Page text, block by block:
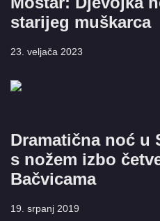
starijeg muškarca
23. veljača 2023
Dramatična noć u
s nožem izbo
Bačvicama
19. srpanj 2019